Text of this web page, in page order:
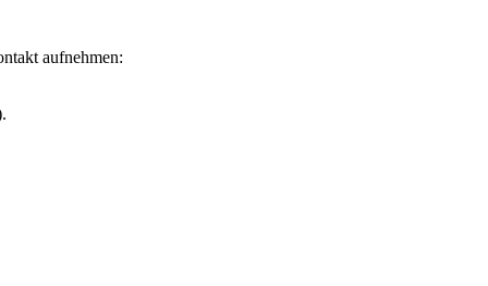
aufnehmen: